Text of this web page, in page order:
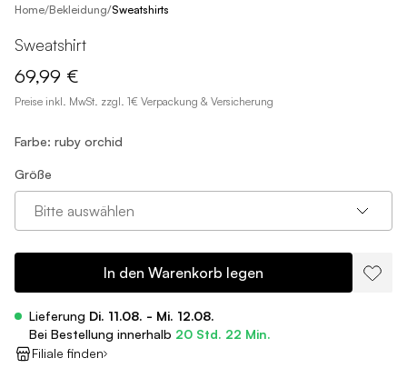
Home/Bekleidung/Sweatshirts
Sweatshirt
69,99 €
Preise inkl. MwSt. zzgl. 1€ Verpackung & Versicherung
Farbe: ruby orchid
Größe
Bitte auswählen
In den Warenkorb legen
Lieferung Di. 11.08. - Mi. 12.08.
Bei Bestellung innerhalb 20 Std. 22 Min.
Filiale finden